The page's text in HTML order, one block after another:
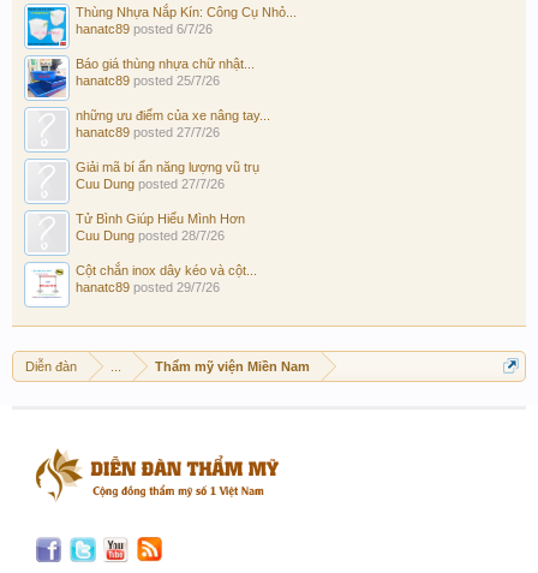
Thùng Nhựa Nắp Kín: Công Cụ Nhỏ...
hanatc89 posted 6/7/26
Báo giá thùng nhựa chữ nhật...
hanatc89 posted 25/7/26
những ưu điểm của xe nâng tay...
hanatc89 posted 27/7/26
Giải mã bí ẩn năng lượng vũ trụ
Cuu Dung posted 27/7/26
Tử Bình Giúp Hiểu Mình Hơn
Cuu Dung posted 28/7/26
Cột chắn inox dây kéo và cột...
hanatc89 posted 29/7/26
Diễn đàn Thẩm mỹ viện Miền Nam